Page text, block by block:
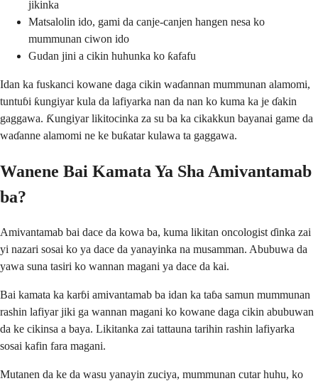
jikinka
Matsalolin ido, gami da canje-canjen hangen nesa ko
mummunan ciwon ido
Gudan jini a cikin huhunka ko ƙafafu
Idan ka fuskanci kowane daga cikin waɗannan mummunan alamomi,
tuntuɓi ƙungiyar kula da lafiyarka nan da nan ko kuma ka je ɗakin
gaggawa. Ƙungiyar likitocinka za su ba ka cikakkun bayanai game da
waɗanne alamomi ne ke buƙatar kulawa ta gaggawa.
Wanene Bai Kamata Ya Sha Amivantamab
ba?
Amivantamab bai dace da kowa ba, kuma likitan oncologist ɗinka zai
yi nazari sosai ko ya dace da yanayinka na musamman. Abubuwa da
yawa suna tasiri ko wannan magani ya dace da kai.
Bai kamata ka karɓi amivantamab ba idan ka taɓa samun mummunan
rashin lafiyar jiki ga wannan magani ko kowane daga cikin abubuwan
da ke cikinsa a baya. Likitanka zai tattauna tarihin rashin lafiyarka
sosai kafin fara magani.
Mutanen da ke da wasu yanayin zuciya, mummunan cutar huhu, ko